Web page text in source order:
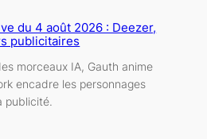
du 4 août 2026 : Deezer,
publicitaires
morceaux IA, Gauth anime
encadre les personnages
publicité.